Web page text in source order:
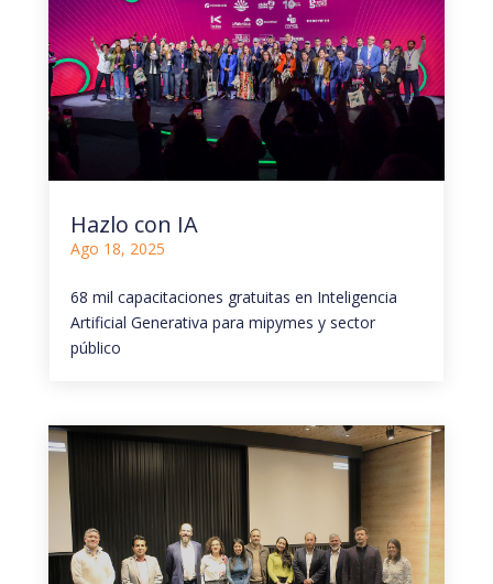
Hazlo con IA
Ago 18, 2025
68 mil capacitaciones gratuitas en Inteligencia
Artificial Generativa para mipymes y sector
público